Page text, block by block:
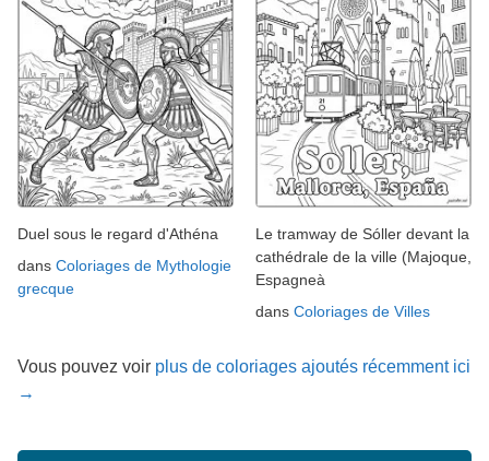
Duel sous le regard d'Athéna
dans Coloriages de Mythologie
grecque
Le tramway de Sóller devant la
cathédrale de la ville (Majoque,
Espagneà
dans Coloriages de Villes
Vous pouvez voir plus de coloriages ajoutés récemment ici
→